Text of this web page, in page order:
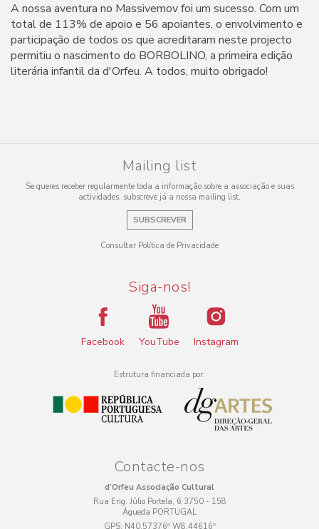
A nossa aventura no Massivemov foi um sucesso. Com um
total de 113% de apoio e 56 apoiantes, o envolvimento e
participação de todos os que acreditaram neste projecto
permitiu o nascimento do BORBOLINO, a primeira edição
literária infantil da d'Orfeu. A todos, muito obrigado!
Mailing list
Se queres receber regularmente toda a informação sobre a associação e suas
actividades, subscreve já a nossa mailing list.
SUBSCREVER
Consultar Política de Privacidade
Siga-nos!
Facebook YouTube Instagram
Estrutura financiada por:
Contacte-nos
d’Orfeu Associação Cultural
Rua Eng. Júlio Portela, 6 3750 - 158
Águeda PORTUGAL
GPS: N40.57376º W8.44616º